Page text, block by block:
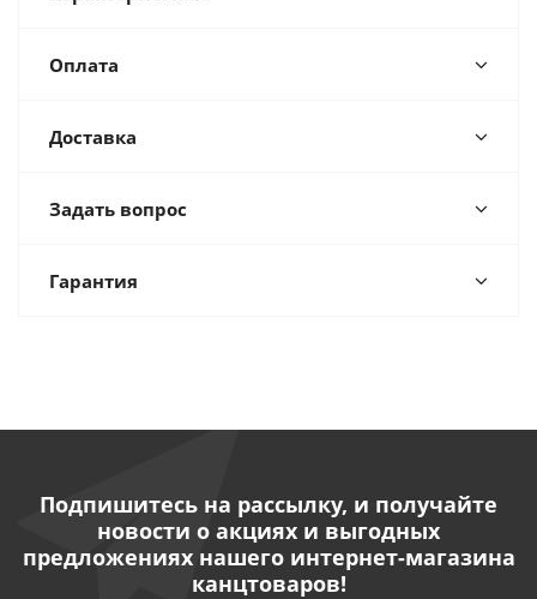
Оплата
Доставка
Задать вопрос
Гарантия
Подпишитесь на рассылку, и получайте
новости о акциях и выгодных
предложениях нашего интернет-магазина
канцтоваров!